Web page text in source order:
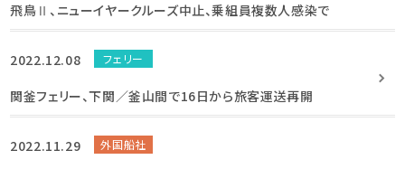
飛鳥Ⅱ、ニューイヤークルーズ中止、乗組員複数人感染で
2022.12.08 フェリー
関釜フェリー、下関／釜山間で16日から旅客運送再開
2022.11.29 外国船社